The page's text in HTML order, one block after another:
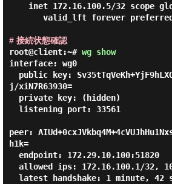
# 接続状態確認
root@client:~# wg show
interface: wg0
j/xiN7R63930=
peer:
h1k=